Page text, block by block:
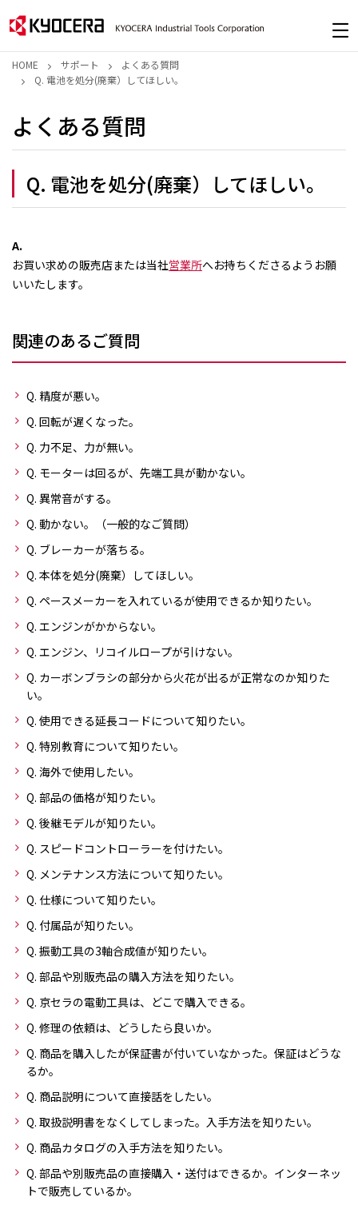
HOME サポート
よくある質問
Q. 電池を処分(廃棄）してほしい。
よくある質問
Q. 電池を処分(廃棄）してほしい。
A.
お買い求めの販売店または当社営業所へお持ちくださるようお願
いいたします。
関連のあるご質問
Q. 精度が悪い。
Q. 回転が遅くなった。
Q. 力不足、力が無い。
Q. モーターは回るが、先端工具が動かない。
Q. 異常音がする。
Q. 動かない。（一般的なご質問）
Q. ブレーカーが落ちる。
Q. 本体を処分(廃棄）してほしい。
Q. ペースメーカーを入れているが使用できるか知りたい。
Q. エンジンがかからない。
Q. エンジン、リコイルロープが引けない。
Q. カーボンブラシの部分から火花が出るが正常なのか知りた
い。
Q. 使用できる延長コードについて知りたい。
Q. 特別教育について知りたい。
Q. 海外で使用したい。
Q. 部品の価格が知りたい。
Q. 後継モデルが知りたい。
Q. スピードコントローラーを付けたい。
Q. メンテナンス方法について知りたい。
Q. 仕様について知りたい。
Q. 付属品が知りたい。
Q. 振動工具の3軸合成値が知りたい。
Q. 部品や別販売品の購入方法を知りたい。
Q. 京セラの電動工具は、どこで購入できる。
Q. 修理の依頼は、どうしたら良いか。
Q. 商品を購入したが保証書が付いていなかった。保証はどうな
るか。
Q. 商品説明について直接話をしたい。
Q. 取扱説明書をなくしてしまった。入手方法を知りたい。
Q. 商品カタログの入手方法を知りたい。
Q. 部品や別販売品の直接購入・送付はできるか。インターネッ
トで販売しているか。